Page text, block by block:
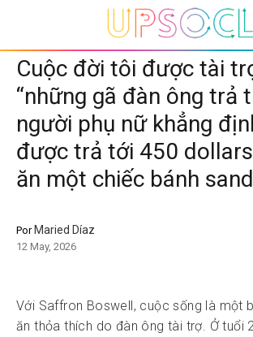
Cuộc đời tôi được tài
“những gã đàn ông trả
người phụ nữ khẳng
được trả tới 450
ăn một chiếc bánh
Por Maried Díaz
12 May, 2026
Với Saffron Boswell, cuộc sống là một
ăn thỏa thích do đàn ông tài trợ. Ở tuổi